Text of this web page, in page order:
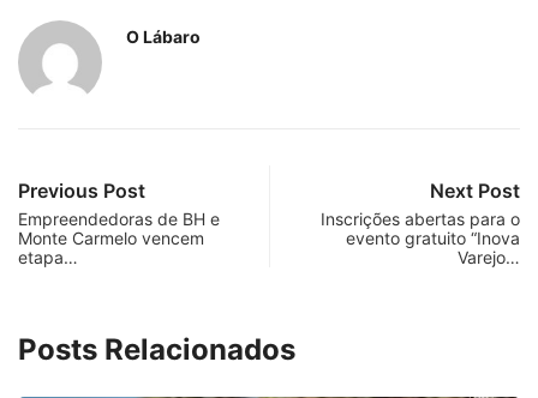
O Lábaro
Previous Post
Empreendedoras de BH e
Monte Carmelo vencem
etapa…
Next Post
Inscrições abertas para o
evento gratuito “Inova
Varejo…
Posts Relacionados